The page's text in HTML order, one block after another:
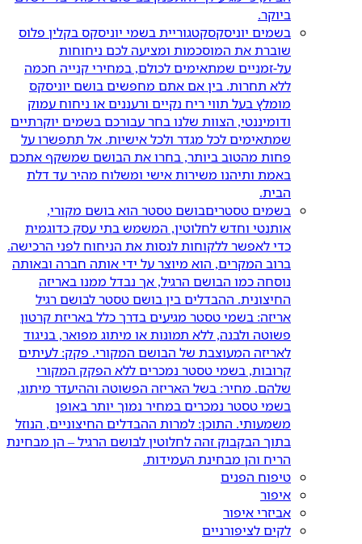
ביוקר.
בשמים יוניסקסקטגוריית בשמי יוניסקס בקלין פלוס
שוברת את המוסכמות ומציעה לכם ניחוחות
על-זמניים שמתאימים לכולם, במחירי קנייה חכמה
ללא תחרות. בין אם אתם מחפשים בושם יוניסקס
מומלץ בעל תווי ריח נקיים ורעננים או ניחוח עמוק
ודומיננטי, הצוות שלנו בחר עבורכם בשמים יוקרתיים
שמתאימים לכל מגדר ולכל אישיות. אל תתפשרו על
פחות מהטוב ביותר, בחרו את הבושם שמשקף אתכם
באמת ותיהנו משירות אישי ומשלוח מהיר עד דלת
הבית.
בשמים טסטריםבושם טסטר הוא בושם מקורי,
אותנטי וחדש לחלוטין, המשמש בתי עסק כדוגמית
כדי לאפשר ללקוחות לנסות את הניחוח לפני הרכישה.
ברוב המקרים, הוא מיוצר על ידי אותה חברה ובאותה
נוסחה כמו הבושם הרגיל, אך נבדל ממנו באריזה
החיצונית. ההבדלים בין בושם טסטר לבושם רגיל
אריזה: בשמי טסטר מגיעים בדרך כלל באריזת קרטון
פשוטה ולבנה, ללא תמונות או מיתוג מפואר, בניגוד
לאריזה המעוצבת של הבושם המקורי. פקק: לעיתים
קרובות, בשמי טסטר נמכרים ללא הפקק המקורי
שלהם. מחיר: בשל האריזה הפשוטה וההיעדר מיתוג,
בשמי טסטר נמכרים במחיר נמוך יותר באופן
משמעותי. התוכן: למרות ההבדלים החיצוניים, הנוזל
בתוך הבקבוק זהה לחלוטין לבושם הרגיל – הן מבחינת
הריח והן מבחינת העמידות.
טיפוח הפנים
איפור
אביזרי איפור
לקים לציפורניים